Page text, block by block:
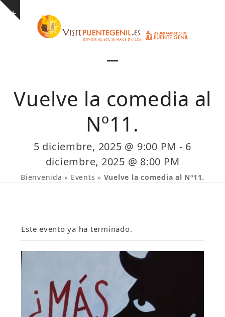
Skip
Show
menu
menu
Vuelve la comedia al
Nº11.
5 diciembre, 2025 @ 9:00 PM - 6
diciembre, 2025 @ 8:00 PM
Bienvenida » Events » Vuelve la comedia al Nº11.
Este evento ya ha terminado.